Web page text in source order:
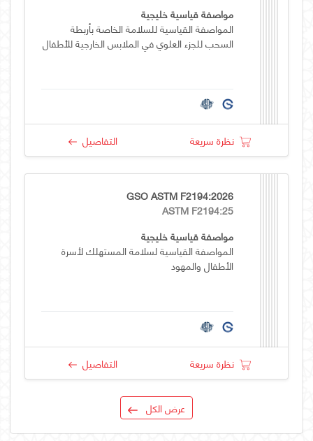
مواصفة قياسية خليجية
المواصفة القياسية للسلامة الخاصة بأربطة
السحب للجزء العلوي في الملابس الخارجية للأطفال
نظرة سريعة التفاصيل
GSO ASTM F2194:2026
ASTM F2194:25
مواصفة قياسية خليجية
المواصفة القياسية لسلامة المستهلك لأسرة
الأطفال والمهود
نظرة سريعة التفاصيل
عرض الكل